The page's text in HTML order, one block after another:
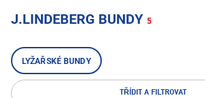
J.LINDEBERG BUNDY 5
LYŽAŘSKÉ BUNDY
TŘÍDIT A FILTROVAT